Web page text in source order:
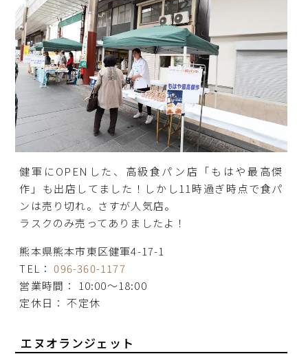
健軍にOPENした、高級食パン店「もはや最高傑
作」も出店してました！しかし11時過ぎ時点で食パ
ンは売り切れ。さすが人気店。
ラスクのみ売ってありましたよ！
熊本県熊本市東区健軍4-17-1
TEL：096-360-1177
営業時間： 10:00～18:00
定休日： 不定休
エヌオランジェット